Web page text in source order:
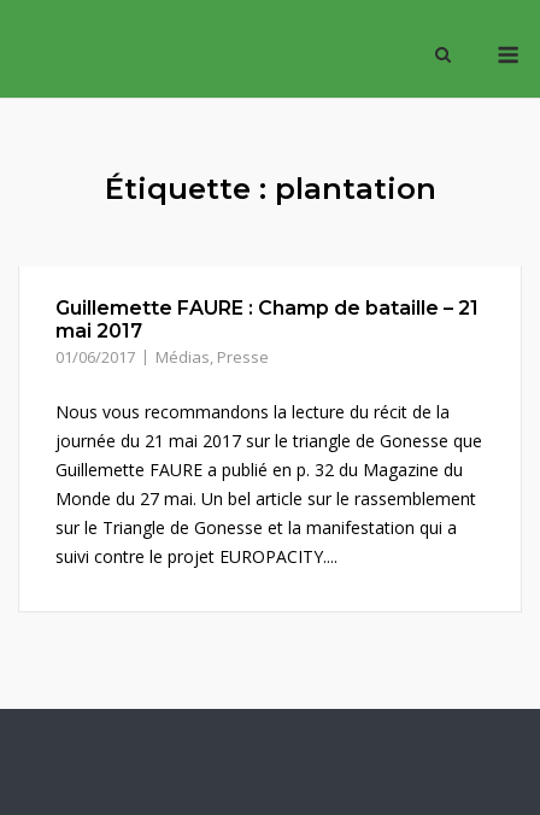
Étiquette : plantation
Guillemette FAURE : Champ de bataille – 21
mai 2017
01/06/2017 Médias, Presse
Nous vous recommandons la lecture du récit de la
journée du 21 mai 2017 sur le triangle de Gonesse que
Guillemette FAURE a publié en p. 32 du Magazine du
Monde du 27 mai. Un bel article sur le rassemblement
sur le Triangle de Gonesse et la manifestation qui a
suivi contre le projet EUROPACITY....